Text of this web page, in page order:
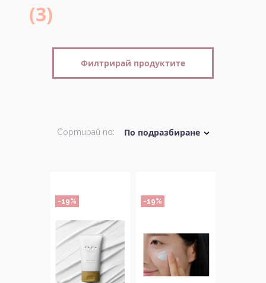
(3)
Филтрирай продуктите
Сортирай по:
-19% -19%